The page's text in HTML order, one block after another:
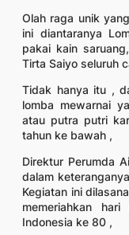
Olah raga unik
ini diantaranya
pakai kain
Tirta Saiyo seluruh
Tidak hanya itu ,
lomba mewarnai
atau putra putri
tahun ke bawah ,
Direktur Perumda
dalam
Kegiatan ini
memeriahkan hari
Indonesia ke 80 ,